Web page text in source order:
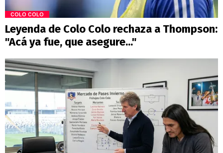
COLO COLO
Leyenda de Colo Colo rechaza a Thompson:
"Acá ya fue, que asegure..."